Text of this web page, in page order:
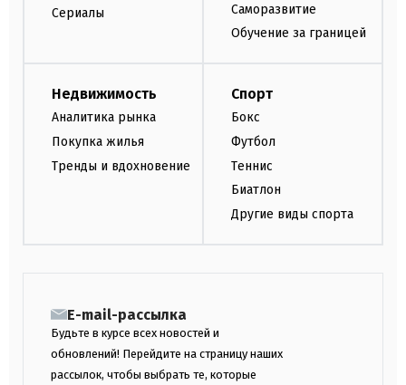
Сериалы
Саморазвитие
Обучение за границей
Недвижимость
Аналитика рынка
Покупка жилья
Тренды и вдохновение
Спорт
Бокс
Футбол
Теннис
Биатлон
Другие виды спорта
E-mail-рассылка
Будьте в курсе всех новостей и
обновлений! Перейдите на страницу наших
рассылок, чтобы выбрать те, которые